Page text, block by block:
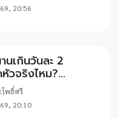
20:56
นเกินวันละ 2
วจริงไหม?...
โพธิ์ศรี
20:10